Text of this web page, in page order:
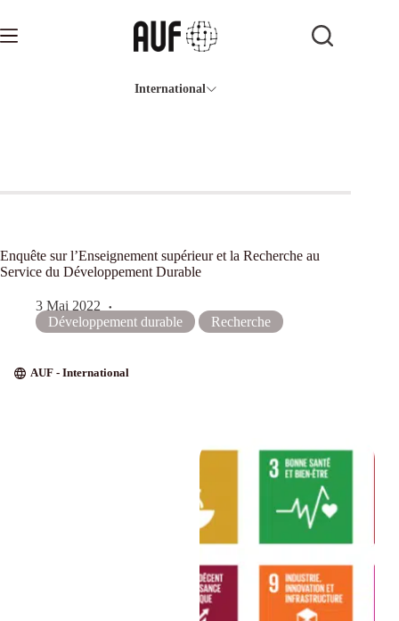
contenu
International
Enquête sur l’Enseignement supérieur et la Recherche au
Service du Développement Durable
3 Mai 2022
Développement durable
Recherche
AUF - International